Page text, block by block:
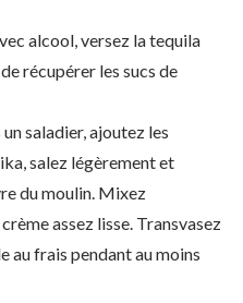
alcool, versez la tequila
récupérer les sucs de
saladier, ajoutez les
salez légèrement et
du moulin. Mixez
assez lisse. Transvasez
au frais pendant au moins